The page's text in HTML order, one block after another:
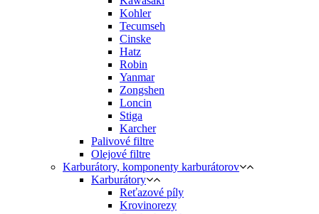
Kohler
Tecumseh
Cinske
Hatz
Robin
Yanmar
Zongshen
Loncin
Stiga
Karcher
Palivové filtre
Olejové filtre
Karburátory, komponenty karburátorov
Karburátory
Reťazové píly
Krovinorezy